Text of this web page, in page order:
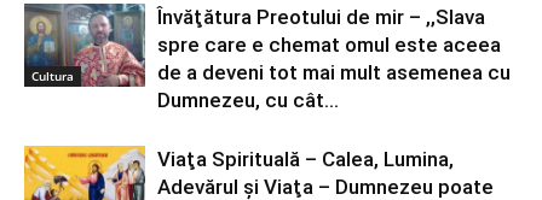
Cultura
Învăţătura Preotului de mir – ,,Slava
spre care e chemat omul este aceea
de a deveni tot mai mult asemenea cu
Dumnezeu, cu cât...
Viaţa Spirituală – Calea, Lumina,
Adevărul şi Viaţa – Dumnezeu poate